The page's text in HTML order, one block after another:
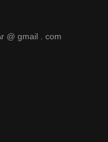
@ gmail . com